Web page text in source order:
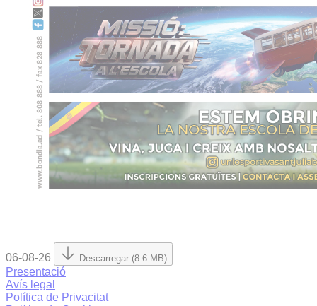
06-08-26 Descarregar (8.6 MB)
Presentació
Avís legal
Política de Privacitat